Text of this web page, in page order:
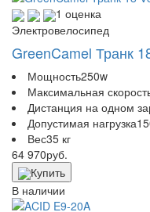
1 оценка
Электровелосипед
GreenCamel Транк
Мощность250w
Максимальная
Дистанция на одном
Допустимая нагрузка
Вес35 кг
64 970руб.
Купить
В наличии